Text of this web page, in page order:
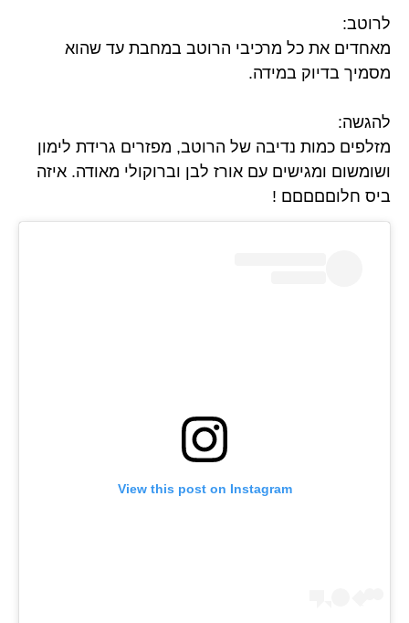
לרוטב:
מאחדים את כל מרכיבי הרוטב במחבת עד שהוא
מסמיך בדיוק במידה.
להגשה:
מזלפים כמות נדיבה של הרוטב, מפזרים גרידת לימון
ושומשום ומגישים עם אורז לבן וברוקולי מאודה. איזה
ביס חלוםםםםם !
View this post on Instagram